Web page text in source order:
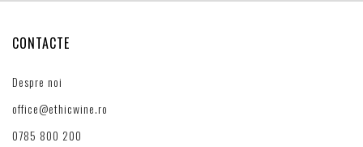
CONTACTE
Despre noi
office@ethicwine.ro
0785 800 200